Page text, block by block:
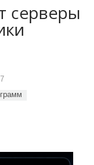
серверы